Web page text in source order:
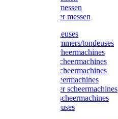
Constanta messen
FarmClipper messen
Moser tondeuses
Overige trimmers/tondeuses
Heiniger scheermachines
Hauptner scheermachines
Aesculap scheermachines
Liscop scheermachines
FarmClipper scheermachines
Constanta scheermachines
Wahl tondeuses